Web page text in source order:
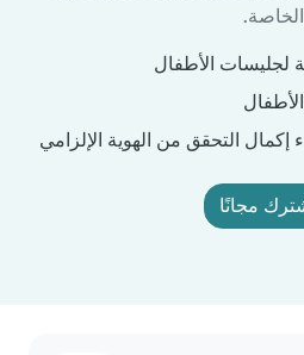
التحقق من الهوية الإلزامي
مجانًا